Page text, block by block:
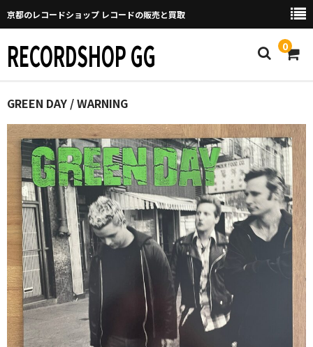
京都のレコードショップ レコードの販売と買取
RECORDSHOP GG 0
Home
マイページ
GGについて
買取について
取り置きなどについて
Categories
New Arrivals
新譜
GG RECORD （当店のレーベル）
GREEN DAY / WARNING